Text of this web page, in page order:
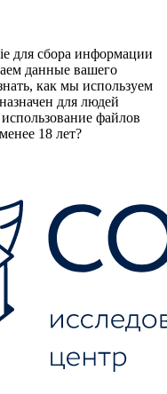
для сбора информации
данные вашего
как мы используем
для людей
файлов
18 лет?